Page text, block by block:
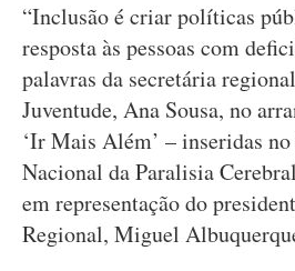
“Inclusão é criar políticas
resposta às pessoas com
palavras da secretária
Juventude, Ana Sousa, no
‘Ir Mais Além’ – inseridas
Nacional da Paralisia
em representação do
Regional, Miguel